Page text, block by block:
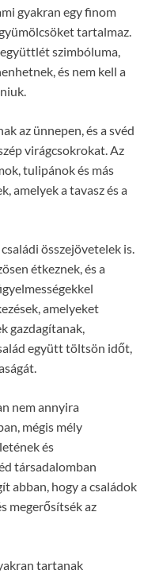
gyakran egy finom
tartalmaz.
együttlét szimbóluma,
és nem kell a
az ünnepen, és a svéd
virágcsokrokat. Az
tulipánok és más
amelyek a tavasz és a
összejövetelek is.
étkeznek, és a
amelyeket
gazdagítanak,
együtt töltsön időt,
nem annyira
mégis mély
és
társadalomban
abban, hogy a családok
megerősítsék az
tartanak